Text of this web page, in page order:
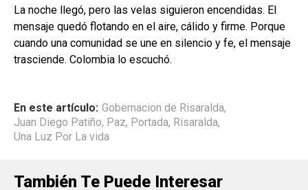
La noche llegó, pero las velas siguieron encendidas. El
mensaje quedó flotando en el aire, cálido y firme. Porque
cuando una comunidad se une en silencio y fe, el mensaje
trasciende. Colombia lo escuchó.
En este artículo: Gobernacion de Risaralda,
Juan Diego Patiño, Paz, Portada, Risaralda,
Una Luz Por La vida
También Te Puede Interesar